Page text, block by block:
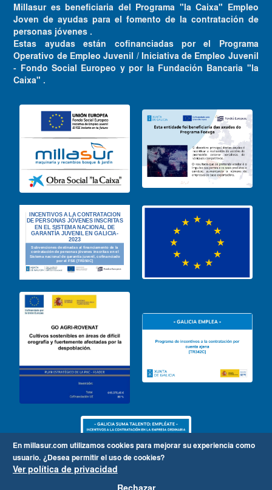
Millasur es beneficiaria del Programa "la Caixa" Empleo
Joven de ayudas para el fomento de la contratación de
personas jóvenes .
Estas ayudas están cofinanciadas por el Programa
Operativo de Empleo Juvenil / Iniciativa de Empleo Juvenil
- Fondo Social Europeo y por la Fundación Bancaria "la
Caixa" .
En millasur.com utilizamos cookies para mejorar su experiencia como
usuario. ¿Desea permitir el uso de cookies?
Ver política de privacidad